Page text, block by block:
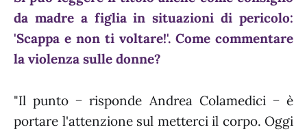
da madre a figlia in situazioni di pericolo:
'Scappa e non ti voltare!'. Come commentare
la violenza sulle donne?
"Il punto − risponde Andrea Colamedici − è
portare l'attenzione sul metterci il corpo. Oggi